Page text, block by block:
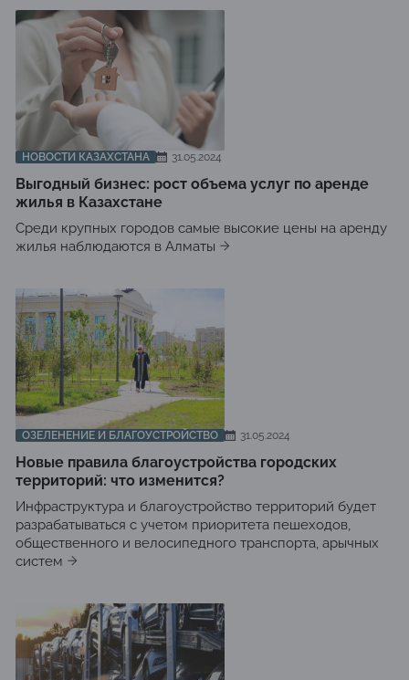
НОВОСТИ КАЗАХСТАНА 31.05.2024
Выгодный бизнес: рост объема услуг по аренде
жилья в Казахстане
Среди крупных городов самые высокие цены на аренду
жилья наблюдаются в Алматы
ОЗЕЛЕНЕНИЕ И БЛАГОУСТРОЙСТВО 31.05.2024
Новые правила благоустройства городских
территорий: что изменится?
Инфраструктура и благоустройство территорий будет
разрабатываться с учетом приоритета пешеходов,
общественного и велосипедного транспорта, арычных
систем